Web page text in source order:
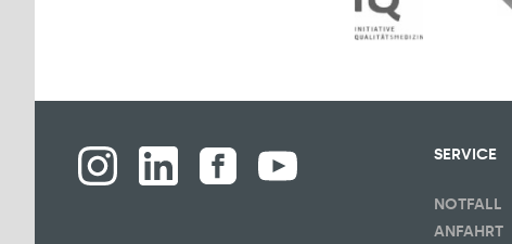
SERVICE
NOTFALL
ANFAHRT